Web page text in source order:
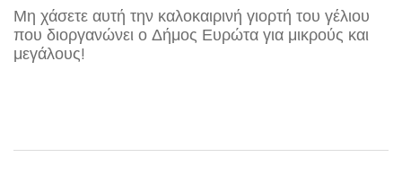
Μη χάσετε αυτή την καλοκαιρινή γιορτή του γέλιου
που διοργανώνει ο Δήμος Ευρώτα για μικρούς και
μεγάλους!